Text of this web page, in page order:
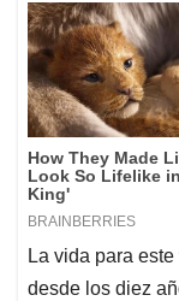
La vida para
desde los diez